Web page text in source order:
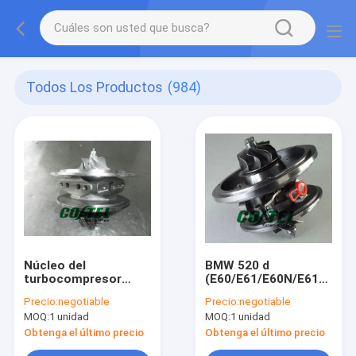
Todos Los Productos (984)
Núcleo del
turbocompresor
Primera X-Trail T30
Tino YD22 YD22ED
YD1 2.2L GT1849V
727447 727447-
Precio:negotiable
MOQ:1 unidad
Obtenga el último precio
BMW 520 d
(E60/E61/E60N/E61N)
motor M47D20
GT1752V 762965-
5020S 11657794022
Precio:negotiable
MOQ:1 unidad
Obtenga el último precio